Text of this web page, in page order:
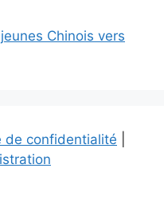
Chinois vers
de confidentialité